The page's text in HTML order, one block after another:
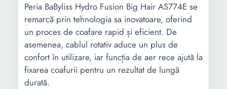
Peria BaByliss Hydro Fusion Big Hair AS774E se
remarcă prin tehnologia sa inovatoare, oferind
un proces de coafare rapid și eficient. De
asemenea, cablul rotativ aduce un plus de
confort în utilizare, iar funcția de aer rece ajută la
fixarea coafurii pentru un rezultat de lungă
durată.